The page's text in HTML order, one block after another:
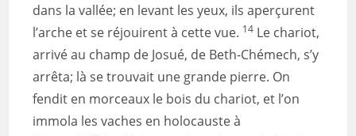
dans la vallée; en levant les yeux, ils aperçurent
l’arche et se réjouirent à cette vue. 14 Le chariot,
arrivé au champ de Josué, de Beth-Chémech, s’y
arrêta; là se trouvait une grande pierre. On
fendit en morceaux le bois du chariot, et l’on
immola les vaches en holocauste à